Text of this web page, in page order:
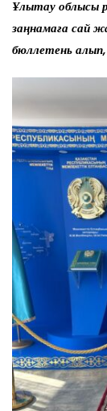
Ұлытау облысы
заңнамаға сай
бюллетень